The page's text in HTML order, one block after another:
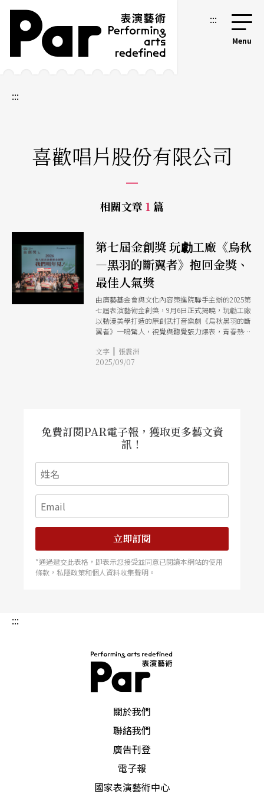
跳到主要內容區塊
網站導覽 :::
:::
喜歡唱片股份有限公司
相關文章 1 篇
第七屆金創獎 玩勮工廠《烏秋
—黑羽的斷翼者》抱回金獎、
最佳人氣獎
由廣藝基金會與文化內容策進院聯手主辦的2025第
七屆表演藝術金創獎，9月6日正式揭曉，玩勮工廠
以動漫美學打造的原創武打音樂劇《烏秋黑羽的斷
翼者》一鳴驚人，視覺與聽覺張力爆表，青春熱血
為本屆最閃耀的亮點。
文字 | 張震洲
2025/09/07
免費訂閱PAR電子報，獲取更多藝文資
訊！
立即訂閱
*通過遞交此表格，即表示您接受並同意已閱讀本網站的使用
條款，私隱政策和個人資料收集聲明。
:::
關於我們
聯絡我們
廣告刊登
電子報
國家表演藝術中心